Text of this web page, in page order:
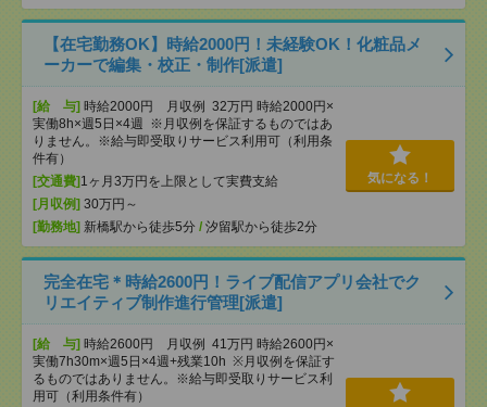
【在宅勤務OK】時給2000円！未経験OK！化粧品メ
ーカーで編集・校正・制作[派遣]
[給 与] 時給2000円 月収例 32万円 時給2000円×
実働8h×週5日×4週 ※月収例を保証するものではあ
りません。※給与即受取りサービス利用可（利用条
件有）
[交通費] 1ヶ月3万円を上限として実費支給
[月収例] 30万円～
[勤務地] 新橋駅から徒歩5分 / 汐留駅から徒歩2分
気になる！
完全在宅＊時給2600円！ライブ配信アプリ会社でク
リエイティブ制作進行管理[派遣]
[給 与] 時給2600円 月収例 41万円 時給2600円×
実働7h30m×週5日×4週+残業10h ※月収例を保証す
るものではありません。※給与即受取りサービス利
用可（利用条件有）